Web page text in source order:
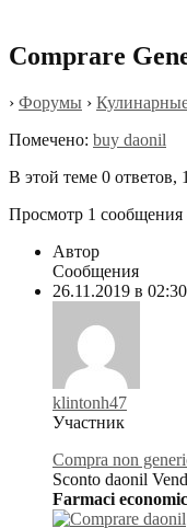
Comprare
› Форумы ›
Помечено: buy daonil
В этой теме 0 ответов,
Просмотр 1 сообщения
Автор
Сообщения
26.11.2019 в 02:30
klintonh47
Участник
Compra non
Sconto daonil
Farmaci